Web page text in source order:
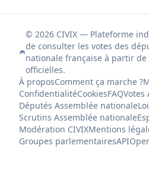
© 2026 CIVIX — Plateforme
de consulter les votes des
nationale française à partir
officielles.
À proposComment ça marche ?
ConfidentialitéCookiesFAQVotes
Députés Assemblée nationale
Scrutins Assemblée nationale
Modération CIVIXMentions
Groupes parlementairesAPI